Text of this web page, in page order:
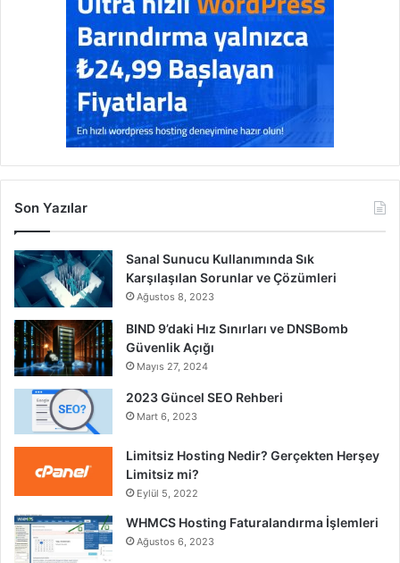
Son Yazılar
Sanal Sunucu Kullanımında Sık
Karşılaşılan Sorunlar ve Çözümleri
Ağustos 8, 2023
BIND 9’daki Hız Sınırları ve DNSBomb
Güvenlik Açığı
Mayıs 27, 2024
2023 Güncel SEO Rehberi
Mart 6, 2023
Limitsiz Hosting Nedir? Gerçekten Herşey
Limitsiz mi?
Eylül 5, 2022
WHMCS Hosting Faturalandırma İşlemleri
Ağustos 6, 2023